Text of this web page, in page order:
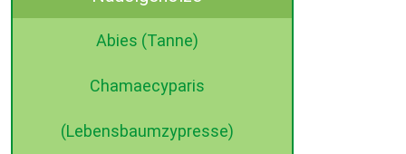
Abies (Tanne)
Chamaecyparis
(Lebensbaumzypresse)